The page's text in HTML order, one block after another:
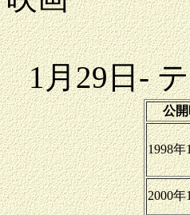
1月29日-
公開
1998年
2000年